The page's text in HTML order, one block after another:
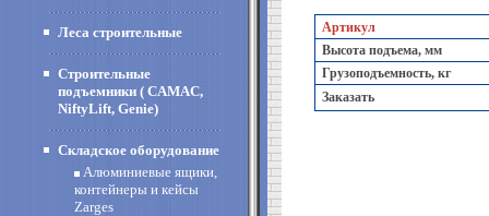
Леса строительные
Строительные
подъемники ( CAMAC,
NiftyLift, Genie)
Складское оборудование
Алюминиевые ящики,
контейнеры и кейсы
Zarges
Артикул
Высота подъема, мм
Грузоподъемность, кг
Заказать